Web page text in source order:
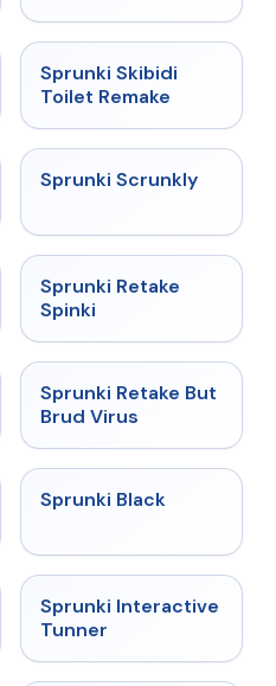
★
Sprunki Skibidi
Toilet Remake
★ 4.7
Sprunki Scrunkly
★
Sprunki Retake
Spinki
★ 4.4
Sprunki Retake But
Brud Virus
Sprunki Black
★ 4.4
Sprunki Interactive
Tunner